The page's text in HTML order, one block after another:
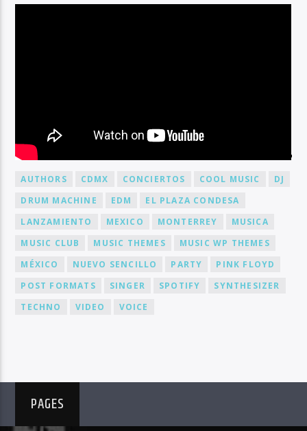
BY TAG
AUTHORS CDMX CONCIERTOS COOL MUSIC
DJ
DRUM MACHINE
EDM
EL PLAZA CONDESA
LANZAMIENTO
MEXICO MONTERREY
MUSICA
MUSIC CLUB
MUSIC THEMES
MUSIC WP THEMES
MÉXICO
NUEVO SENCILLO PARTY
PINK FLOYD
POST FORMATS
SINGER SPOTIFY
SYNTHESIZER
TECHNO
VIDEO VOICE
PAGES